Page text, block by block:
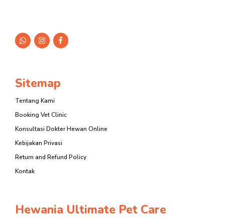
Sitemap
Tentang Kami
Booking Vet Clinic
Konsultasi Dokter Hewan Online
Kebijakan Privasi
Return and Refund Policy
Kontak
Hewania Ultimate Pet Care